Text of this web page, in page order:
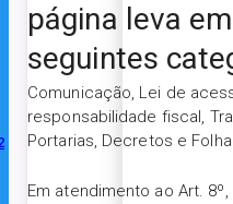
página leva
seguintes
Comunicação, Lei de
responsabilidade fiscal,
Portarias, Decretos e
Em atendimento ao Art. 8º,